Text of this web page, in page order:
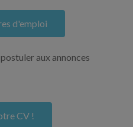
d'emploi
aux annonces
CV !